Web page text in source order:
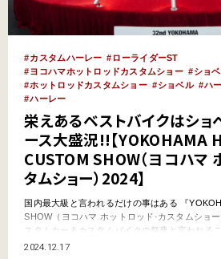
カスタムハーレー
ローライダーST
ヨコハマホットロッドカスタムショー
ショ
ホットロッドカスタムショー
ショベル
ハ
ハーレー
栄えあるベストバイクはショ
ース大盛況!!【YOKOHAMA
CUSTOM SHOW（ヨコハマ
タムショー）2024】
国内最大級と言われるだけの事はある 『
SHOW（ヨコハマ ホットロッド·カスタムショ
スタムカー＆カスタムバイクの祭典と言われる
こんにちは、青木タカオです。前回もレポート
2024.12.17